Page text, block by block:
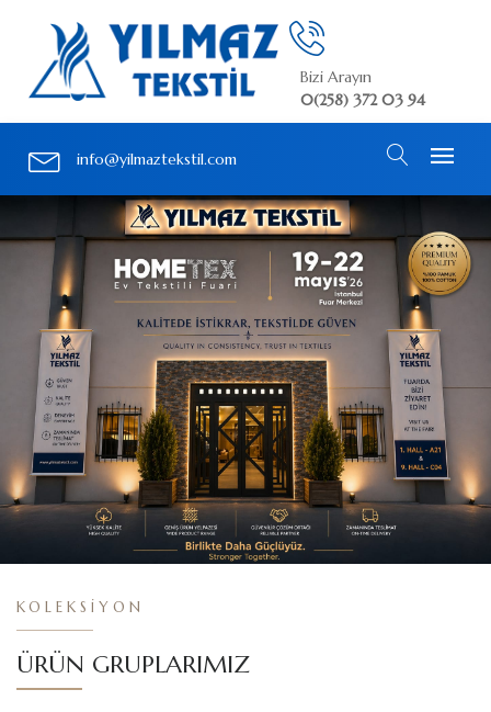
Bizi Arayın
0(258) 372 03 94
info@yilmaztekstil.com
KOLEKSİYON
ÜRÜN GRUPLARIMIZ